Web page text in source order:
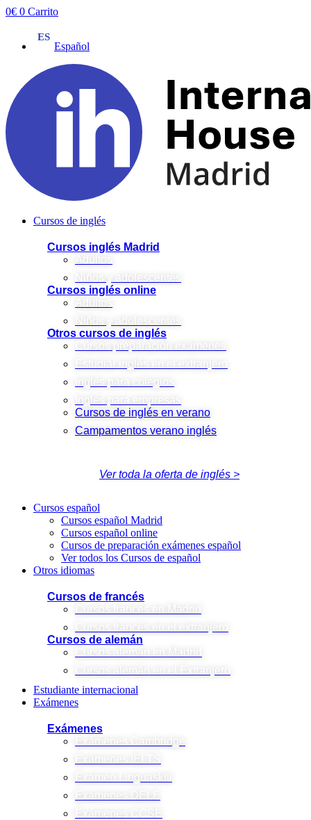
Ir
contenido
0€ 0 Carrito
Español
Cursos de inglés
Cursos inglés Madrid
Adultos
Niños y adolescentes
Cursos inglés online
Adultos
Niños y adolescentes
Otros cursos de inglés
Cursos preparación exámenes
Estudiar inglés en el extranjero
Inglés para colegios
Inglés para empresas
Cursos de inglés en verano
Campamentos verano inglés
Ver toda la oferta de inglés >
Cursos español
Cursos español Madrid
Cursos español online
Cursos de preparación exámenes español
Ver todos los Cursos de español
Otros idiomas
Cursos de francés
Cursos francés en Madrid
Cursos de alemán
Cursos alemán en Madrid
Cursos alemán en el Extranjero
Estudiante internacional
Exámenes
Exámenes
Exámenes Cambridge
Exámenes IELTS
Examen Linguaskill
Exámenes DELE
Exámenes CCSE